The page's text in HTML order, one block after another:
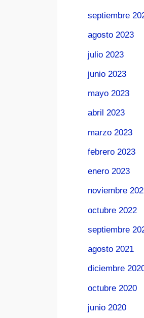
septiembre
agosto 2023
julio 2023
junio 2023
mayo 2023
abril 2023
marzo 2023
febrero 2023
enero 2023
noviembre
octubre 2022
septiembre
agosto 2021
diciembre
octubre 2020
junio 2020